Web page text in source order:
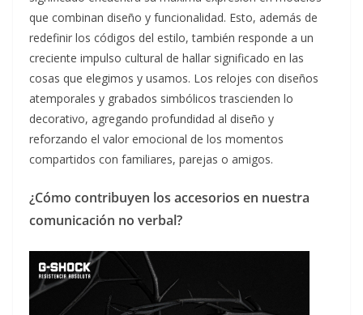
que combinan diseño y funcionalidad. Esto, además de
redefinir los códigos del estilo, también responde a un
creciente impulso cultural de hallar significado en las
cosas que elegimos y usamos. Los relojes con diseños
atemporales y grabados simbólicos trascienden lo
decorativo, agregando profundidad al diseño y
reforzando el valor emocional de los momentos
compartidos con familiares, parejas o amigos.
¿Cómo contribuyen los accesorios en nuestra
comunicación no verbal?